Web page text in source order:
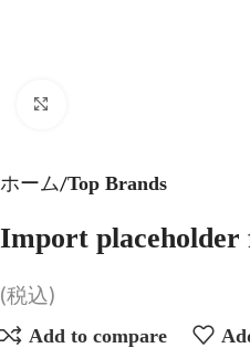
ホーム Top Brands
Import placeholder
(税込)
Add to compare